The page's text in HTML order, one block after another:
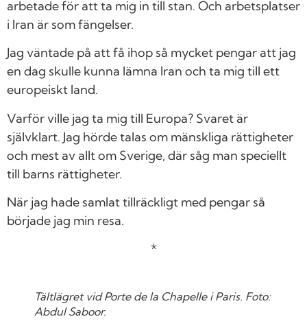
arbetade för att ta mig in till stan. Och arbetsplatser
i Iran är som fängelser.
Jag väntade på att få ihop så mycket pengar att jag
en dag skulle kunna lämna Iran och ta mig till ett
europeiskt land.
Varför ville jag ta mig till Europa? Svaret är
självklart. Jag hörde talas om mänskliga rättigheter
och mest av allt om Sverige, där såg man speciellt
till barns rättigheter.
När jag hade samlat tillräckligt med pengar så
började jag min resa.
*
Tältlägret vid Porte de la Chapelle i Paris. Foto:
Abdul Saboor.